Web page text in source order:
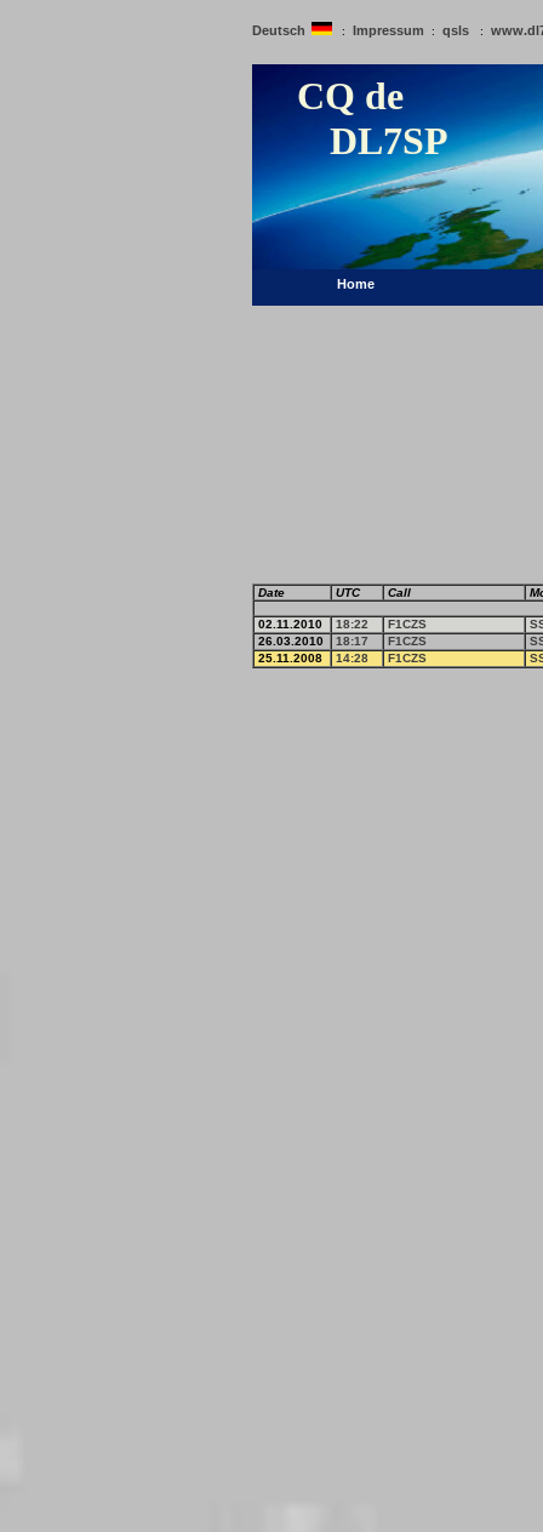
Deutsch : Impressum : qsls :
CQ de
DL7SP
Home
Date UTC Call
02.11.2010 18:22 F1CZS
26.03.2010
18:17 F1CZS
25.11.2008
14:28 F1CZS